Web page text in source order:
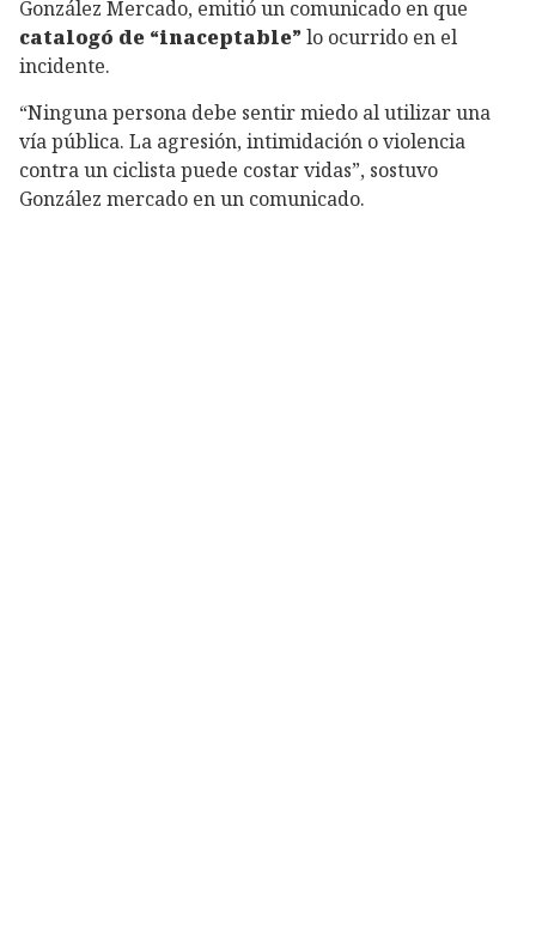
González Mercado, emitió un comunicado en que
catalogó de “inaceptable” lo ocurrido en el
incidente.
“Ninguna persona debe sentir miedo al utilizar una
vía pública. La agresión, intimidación o violencia
contra un ciclista puede costar vidas”, sostuvo
González mercado en un comunicado.